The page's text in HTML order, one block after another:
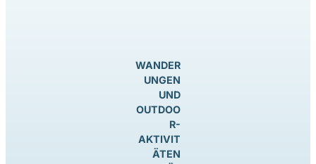
WANDER
UNGEN
UND
OUTDOO
R-
AKTIVIT
ÄTEN